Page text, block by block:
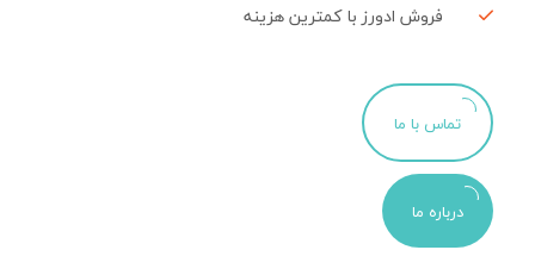
فروش ادورز با کمترین هزینه
تماس با ما
درباره ما